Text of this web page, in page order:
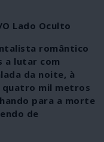
Lado Oculto
romântico
a lutar com
da noite, à
quatro mil metros
para a morte
de